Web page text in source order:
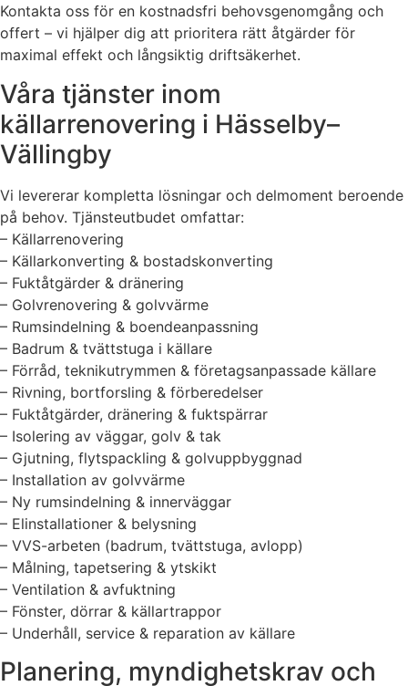
Kontakta oss för en kostnadsfri behovsgenomgång och
offert – vi hjälper dig att prioritera rätt åtgärder för
maximal effekt och långsiktig driftsäkerhet.
Våra tjänster inom
källarrenovering i Hässelby–
Vällingby
Vi levererar kompletta lösningar och delmoment beroende
på behov. Tjänsteutbudet omfattar:
– Källarrenovering
– Källarkonverting & bostadskonverting
– Fuktåtgärder & dränering
– Golvrenovering & golvvärme
– Rumsindelning & boendeanpassning
– Badrum & tvättstuga i källare
– Förråd, teknikutrymmen & företagsanpassade källare
– Rivning, bortforsling & förberedelser
– Fuktåtgärder, dränering & fuktspärrar
– Isolering av väggar, golv & tak
– Gjutning, flytspackling & golvuppbyggnad
– Installation av golvvärme
– Ny rumsindelning & innerväggar
– Elinstallationer & belysning
– VVS-arbeten (badrum, tvättstuga, avlopp)
– Målning, tapetsering & ytskikt
– Ventilation & avfuktning
– Fönster, dörrar & källartrappor
– Underhåll, service & reparation av källare
Planering, myndighetskrav och